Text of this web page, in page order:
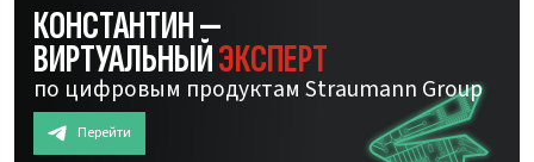
КОНСТАНТИН —
ВИРТУАЛЬНЫЙЭКСПЕРТ
по цифровым продуктам Straumann Group
Перейти